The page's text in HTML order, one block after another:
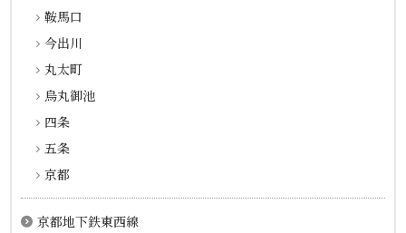
鞍馬口
今出川
丸太町
烏丸御池
四条
五条
京都
京都地下鉄東西線